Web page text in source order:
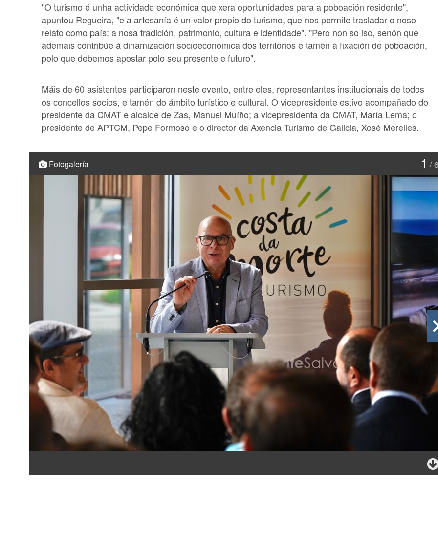
"O turismo é unha actividade económica que xera oportunidades para a poboación residente",
apuntou Regueira, "e a artesanía é un valor propio do turismo, que nos permite trasladar o noso
relato como país: a nosa tradición, patrimonio, cultura e identidade". "Pero non so iso, senón que
ademais contribúe á dinamización socioeconómica dos territorios e tamén á fixación de poboación,
polo que debemos apostar polo seu presente e futuro".
Máis de 60 asistentes participaron neste evento, entre eles, representantes institucionais de todos
os concellos socios, e tamén do ámbito turístico e cultural. O vicepresidente estivo acompañado do
presidente da CMAT e alcalde de Zas, Manuel Muíño; a vicepresidenta da CMAT, María Lema; o
presidente de APTCM, Pepe Formoso e o director da Axencia Turismo de Galicia, Xosé Merelles.
1 6
Fotogalería